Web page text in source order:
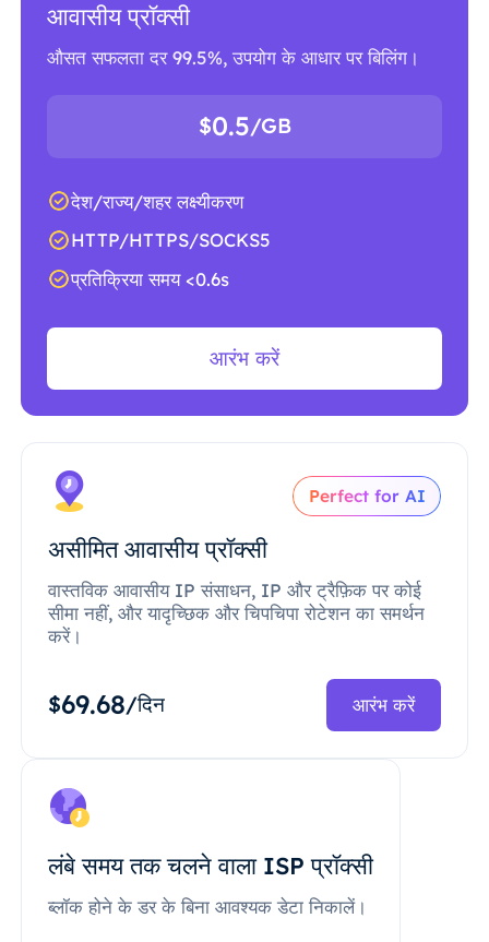
आवासीय प्रॉक्सी
औसत सफलता दर 99.5%, उपयोग के आधार पर बिलिंग।
$0.5/GB
देश/राज्य/शहर लक्ष्यीकरण
HTTP/HTTPS/SOCKS5
प्रतिक्रिया समय <0.6s
आरंभ करें
Perfect for AI
असीमित आवासीय प्रॉक्सी
वास्तविक आवासीय IP संसाधन, IP और ट्रैफ़िक पर कोई
सीमा नहीं, और यादृच्छिक और चिपचिपा रोटेशन का समर्थन
करें।
$69.68/दिन आरंभ करें
लंबे समय तक चलने वाला ISP प्रॉक्सी
ब्लॉक होने के डर के बिना आवश्यक डेटा निकालें।